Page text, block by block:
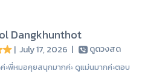
Dangkhunthot
| July 17, 2026 | ดูดวงสด
ะพี่หมอคุยสนุกมากค่ะ ดูแม่นมากค่ะตอบ